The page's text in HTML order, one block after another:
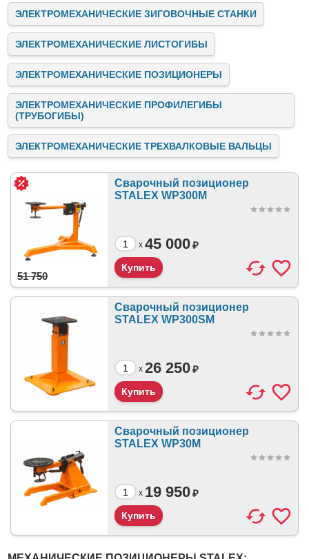
ЭЛЕКТРОМЕХАНИЧЕСКИЕ ЗИГОВОЧНЫЕ СТАНКИ
ЭЛЕКТРОМЕХАНИЧЕСКИЕ ЛИСТОГИБЫ
ЭЛЕКТРОМЕХАНИЧЕСКИЕ ПОЗИЦИОНЕРЫ
ЭЛЕКТРОМЕХАНИЧЕСКИЕ ПРОФИЛЕГИБЫ
(ТРУБОГИБЫ)
ЭЛЕКТРОМЕХАНИЧЕСКИЕ ТРЕХВАЛКОВЫЕ ВАЛЬЦЫ
Сварочный позиционер
STALEX WP300M
x
51 750
45 000₽
Сварочный позиционер
STALEX WP300SM
x 26 250₽
Сварочный позиционер
STALEX WP30M
x 19 950₽